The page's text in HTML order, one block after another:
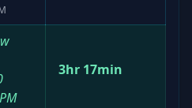
3hr 17min